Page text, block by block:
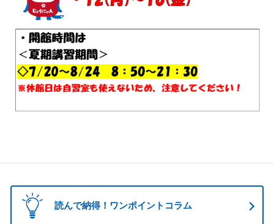
読んで納得！ワンポイントコラム